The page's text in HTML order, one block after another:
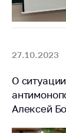
27.10.2023
О
Алексей